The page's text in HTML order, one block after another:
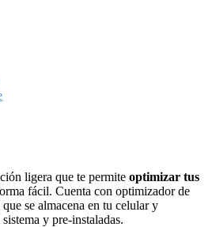
ligera que te permite optimizar tus
fácil. Cuenta con optimizador de
se almacena en tu celular y
y pre-instaladas.